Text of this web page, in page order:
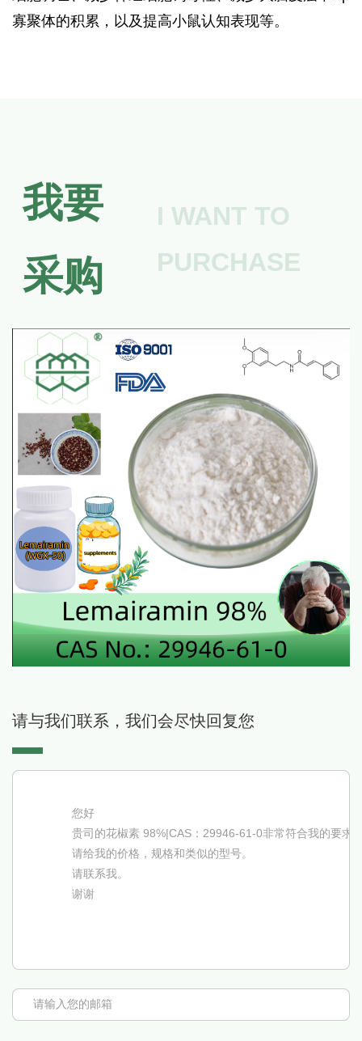
寡聚体的积累，以及提高小鼠认知表现等。
我要
采购
I WANT TO
PURCHASE
请与我们联系，我们会尽快回复您